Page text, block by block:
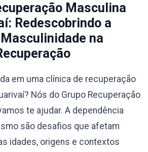
Masculina
Redescobrindo a
na
em uma clínica de recuperação
Nós do Grupo Recuperação
te ajudar. A dependência
são desafios que afetam
idades, origens e contextos